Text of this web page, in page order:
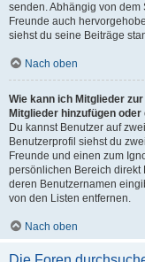
senden. Abhängig von
Freunde auch
siehst du seine Beiträge
Nach oben
Wie kann ich Mitglieder
Mitglieder hinzufügen
Du kannst Benutzer auf
Benutzerprofil siehst du
Freunde und einen zum
persönlichen Bereich direkt
deren Benutzernamen
von den Listen entfernen.
Nach oben